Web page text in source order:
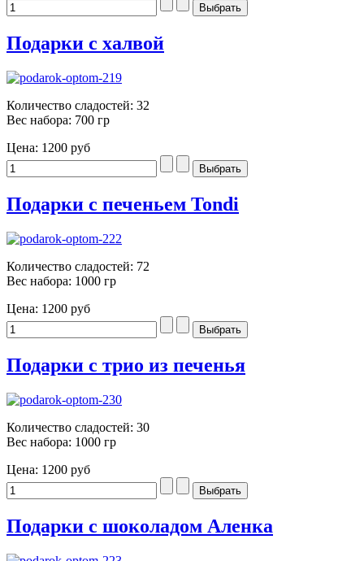
Подарки с халвой
Количество сладостей: 32
Вес набора: 700 гр
Цена: 1200 руб
Подарки с печеньем Tondi
Количество сладостей: 72
Вес набора: 1000 гр
Цена: 1200 руб
Подарки с трио из печенья
Количество сладостей: 30
Вес набора: 1000 гр
Цена: 1200 руб
Подарки с шоколадом Аленка